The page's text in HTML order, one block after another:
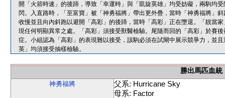
開「火箭時速」的後蹄，導致「幸運時」與「凱旋英雄」均受妨礙，兩駒均
閃。入直路時，「至富寶」被「神勇福將」帶出更外疊，當時「神勇福將」
收慢並且向內斜跑以避開「高彩」的後蹄，當時「高彩」正在墮退。「靚當
現任何明顯異常之處。「高彩」須接受獸醫檢驗。尾隨而回的「高彩」於賽
症。小組認為「高彩」的表現難以接受，該駒必須在試閘中展示競爭力，並
英」均須接受抽樣檢驗。
勝出馬匹血統
神勇福將
父系: Hurricane Sky
母系: Factor